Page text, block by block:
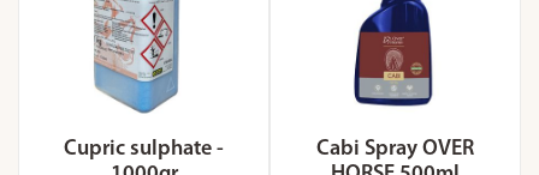
Cupric sulphate -
Cabi Spray OVER